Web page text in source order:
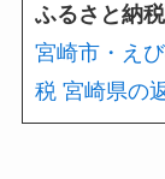
ふるさと納
宮崎市・え
税 宮崎県の